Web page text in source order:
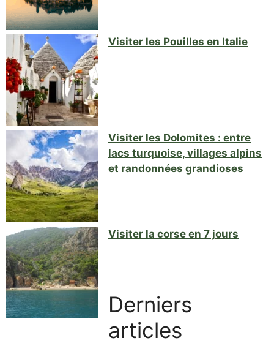
Visiter les Pouilles en Italie
Visiter les Dolomites : entre
lacs turquoise, villages alpins
et randonnées grandioses
Visiter la corse en 7 jours
Derniers
articles